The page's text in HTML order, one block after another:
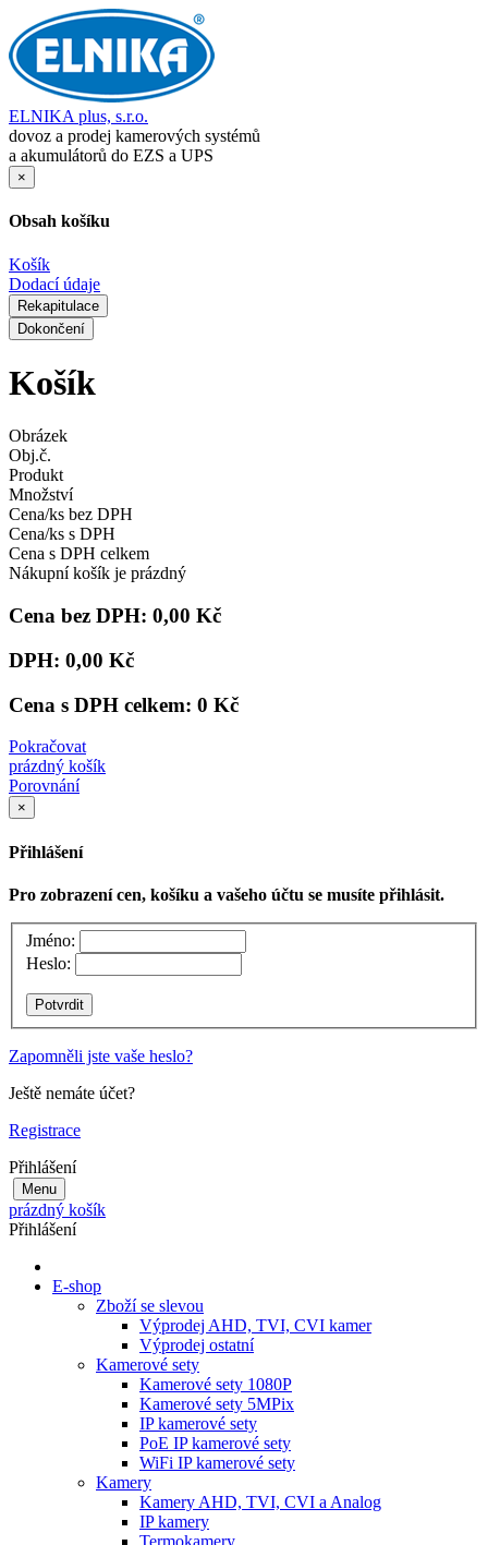
ELNIKA plus, s.r.o.
dovoz a prodej kamerových systémů
a akumulátorů do EZS a UPS
×
Obsah košíku
Košík
Dodací údaje
Rekapitulace
Dokončení
Košík
Obrázek
Obj.č.
Produkt
Množství
Cena/ks bez DPH
Cena/ks s DPH
Cena s DPH celkem
Nákupní košík je prázdný
Cena bez DPH: 0,00 Kč
DPH: 0,00 Kč
Cena s DPH celkem: 0 Kč
Pokračovat
prázdný košík
Porovnání
×
Přihlášení
Pro zobrazení cen, košíku a vašeho účtu se musíte přihlásit.
Jméno:
Heslo:
Zapomněli jste vaše heslo?
Ještě nemáte účet?
Registrace
Přihlášení
Menu
prázdný košík
Přihlášení
E-shop
Zboží se slevou
Výprodej AHD, TVI, CVI kamer
Výprodej ostatní
Kamerové sety
Kamerové sety 1080P
Kamerové sety 5MPix
IP kamerové sety
PoE IP kamerové sety
WiFi IP kamerové sety
Kamery
Kamery AHD, TVI, CVI a Analog
IP kamery